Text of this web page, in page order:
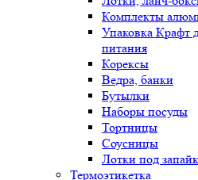
Комплекты
Упаковка Крафт
питания
Корексы
Ведра, банки
Бутылки
Наборы посуды
Тортницы
Соусницы
Лотки под
Термоэтикетка